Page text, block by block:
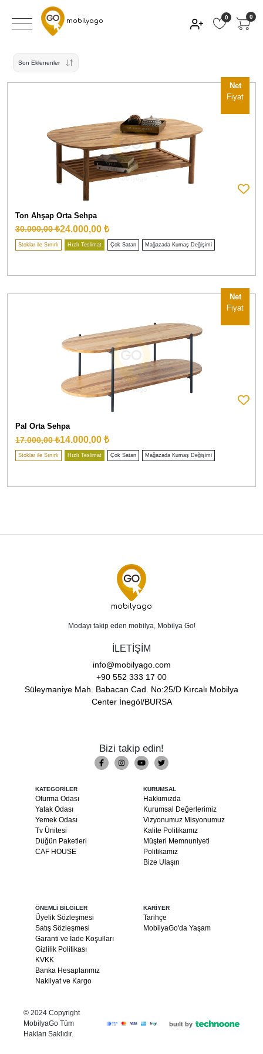
mobilyago 0 0
Son Eklenenler
Net
Fiyat
Ton Ahşap Orta Sehpa
30.000,00 ₺24.000,00 ₺
Stoklar ile Sınırlı Hızlı Teslimat Çok Satan Mağazada Kumaş Değişimi
Net
Fiyat
Pal Orta Sehpa
17.000,00 ₺14.000,00 ₺
Stoklar ile Sınırlı Hızlı Teslimat Çok Satan Mağazada Kumaş Değişimi
mobilyago
Modayı takip eden mobilya, Mobilya Go!
İLETİŞİM
info@mobilyago.com
+90 552 333 17 00
Süleymaniye Mah. Babacan Cad. No:25/D Kırcalı Mobilya
Center İnegöl/BURSA
Bizi takip edin!
KATEGORİLER
Oturma Odası
Yatak Odası
Yemek Odası
Tv Ünitesi
Düğün Paketleri
CAF HOUSE
KURUMSAL
Hakkımızda
Kurumsal Değerlerimiz
Vizyonumuz Misyonumuz
Kalite Politikamız
Müşteri Memnuniyeti
Politikamız
Bize Ulaşın
ÖNEMLİ BİLGİLER
Üyelik Sözleşmesi
Satış Sözleşmesi
Garanti ve İade Koşulları
Gizlilik Politikası
KVKK
Banka Hesaplarımız
Nakliyat ve Kargo
KARİYER
Tarihçe
MobilyaGo'da Yaşam
© 2024 Copyright
MobilyaGo Tüm
Hakları Saklıdır.
built by